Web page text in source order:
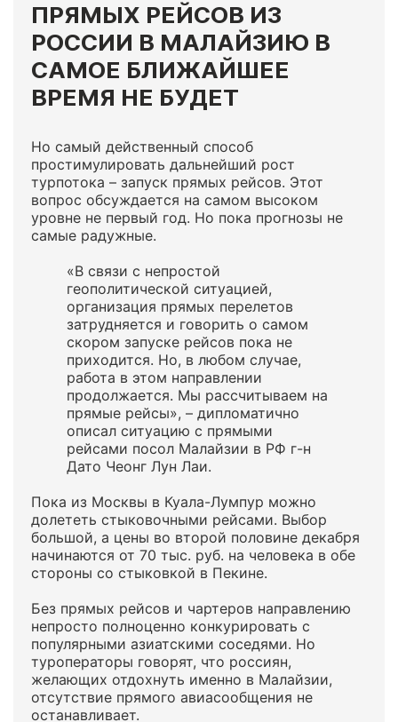
ПРЯМЫХ РЕЙСОВ ИЗ
РОССИИ В МАЛАЙЗИЮ В
САМОЕ БЛИЖАЙШЕЕ
ВРЕМЯ НЕ БУДЕТ
Но самый действенный способ
простимулировать дальнейший рост
турпотока – запуск прямых рейсов. Этот
вопрос обсуждается на самом высоком
уровне не первый год. Но пока прогнозы не
самые радужные.
«В связи с непростой
геополитической ситуацией,
организация прямых перелетов
затрудняется и говорить о самом
скором запуске рейсов пока не
приходится. Но, в любом случае,
работа в этом направлении
продолжается. Мы рассчитываем на
прямые рейсы», – дипломатично
описал ситуацию с прямыми
рейсами посол Малайзии в РФ г-н
Дато Чеонг Лун Лаи.
Пока из Москвы в Куала-Лумпур можно
долететь стыковочными рейсами. Выбор
большой, а цены во второй половине декабря
начинаются от 70 тыс. руб. на человека в обе
стороны со стыковкой в Пекине.
Без прямых рейсов и чартеров направлению
непросто полноценно конкурировать с
популярными азиатскими соседями. Но
туроператоры говорят, что россиян,
желающих отдохнуть именно в Малайзии,
отсутствие прямого авиасообщения не
останавливает.